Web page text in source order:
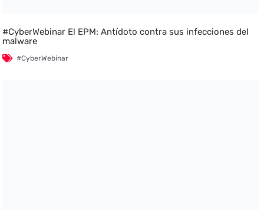
#CyberWebinar El EPM: Antídoto contra sus infecciones del
malware
#CyberWebinar